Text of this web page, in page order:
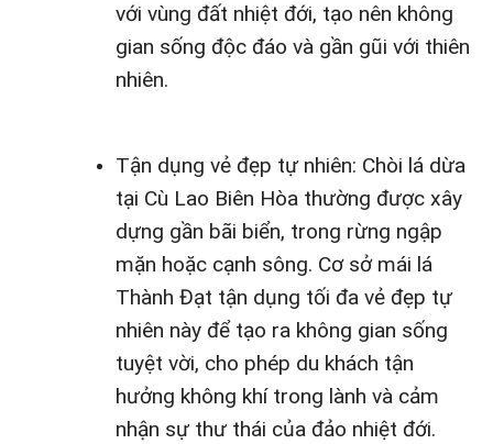
với vùng đất nhiệt đới, tạo nên không
gian sống độc đáo và gần gũi với thiên
nhiên.
Tận dụng vẻ đẹp tự nhiên: Chòi lá dừa
tại Cù Lao Biên Hòa thường được xây
dựng gần bãi biển, trong rừng ngập
mặn hoặc cạnh sông. Cơ sở mái lá
Thành Đạt tận dụng tối đa vẻ đẹp tự
nhiên này để tạo ra không gian sống
tuyệt vời, cho phép du khách tận
hưởng không khí trong lành và cảm
nhận sự thư thái của đảo nhiệt đới.